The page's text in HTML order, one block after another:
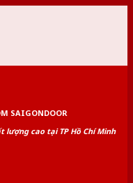
SAIGONDOOR
lượng cao tại TP Hồ Chí Minh